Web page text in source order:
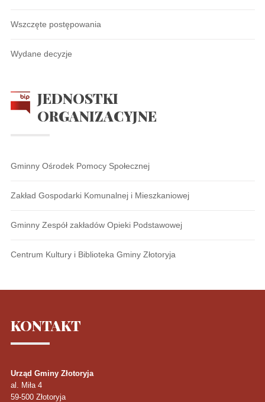
Wszczęte postępowania
Wydane decyzje
JEDNOSTKI
ORGANIZACYJNE
Gminny Ośrodek Pomocy Społecznej
Zakład Gospodarki Komunalnej i Mieszkaniowej
Gminny Zespół zakładów Opieki Podstawowej
Centrum Kultury i Biblioteka Gminy Złotoryja
KONTAKT
Urząd Gminy Złotoryja
al. Miła 4
59-500 Złotoryja